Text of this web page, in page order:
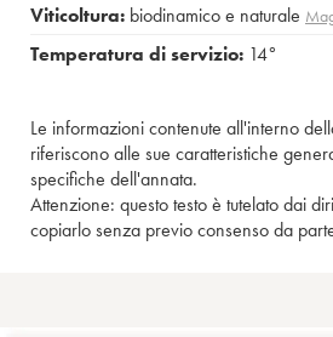
Viticoltura: biodinamico e naturale
Temperatura di servizio: 14°
Le informazioni contenute all'interno
riferiscono alle sue caratteristiche
specifiche dell'annata.
Attenzione: questo testo è tutelato dai
copiarlo senza previo consenso da